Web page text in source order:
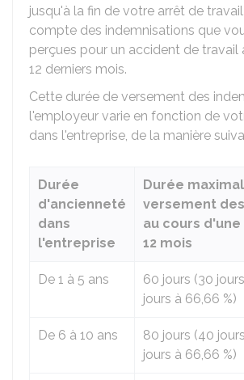
jusqu'à la fin de votre arrêt de
compte des indemnisations que
perçues pour un accident de travail
12 derniers mois.
Cette durée de versement des
l'employeur varie en fonction de
dans l'entreprise, de la manière
Durée
d'ancienneté
dans
l'entreprise
Durée
versement
au cours
12 mois
De 1 à 5 ans 60 jours (30
jours à 66,66 %)
De 6 à 10 ans 80 jours (40
jours à 66,66 %)